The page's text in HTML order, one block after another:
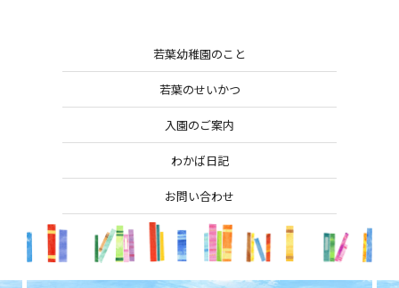
若葉幼稚園のこと
若葉のせいかつ
入園のご案内
わかば日記
お問い合わせ